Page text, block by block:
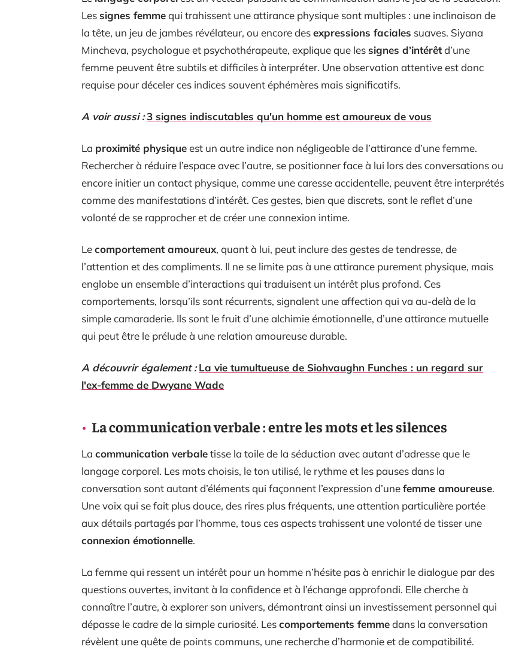
Lessignes femmequi trahissent une attirance physique sont multiples : une inclinaison de
la tête, un jeu de jambes révélateur, ou encore desexpressions faciales suaves. Siyana
Mincheva, psychologue et psychothérapeute, explique que lessignes d’intérêtd’une
femme peuvent être subtils et difficiles à interpréter. Une observation attentive est donc
requise pour déceler ces indices souvent éphémères mais significatifs.
A voir aussi :3 signes indiscutables qu'un homme est amoureux de vous
La proximité physiqueest un autre indice non négligeable de l’attirance d’une femme.
Rechercher à réduire l’espace avec l’autre, se positionner face à lui lors des conversations ou
encore initier un contact physique, comme une caresse accidentelle, peuvent être interprétés
comme des manifestations d’intérêt. Ces gestes, bien que discrets, sont le reflet d’une
volonté de se rapprocher et de créer une connexion intime.
Lecomportement amoureux, quant à lui, peut inclure des gestes de tendresse, de
l’attention et des compliments. Il ne se limite pas à une attirance purement physique, mais
englobe un ensemble d’interactions qui traduisent un intérêt plus profond. Ces
comportements, lorsqu’ils sont récurrents, signalent une affection qui va au-delà de la
simple camaraderie. Ils sont le fruit d’une alchimie émotionnelle, d’une attirance mutuelle
qui peut être le prélude à une relation amoureuse durable.
A découvrir également : La vie tumultueuse de Siohvaughn Funches : un regard sur
l'ex-femme de Dwyane Wade
La communication verbale : entre les mots et les silences
La communication verbaletisse la toile de la séduction avec autant d’adresse que le
langage corporel. Les mots choisis, le ton utilisé, le rythme et les pauses dans la
conversation sont autant d’éléments qui façonnent l’expression d’unefemme amoureuse.
Une voix qui se fait plus douce, des rires plus fréquents, une attention particulière portée
aux détails partagés par l’homme, tous ces aspects trahissent une volonté de tisser une
connexion émotionnelle.
La femme qui ressent un intérêt pour un homme n’hésite pas à enrichir le dialogue par des
questions ouvertes, invitant à la confidence et à l’échange approfondi. Elle cherche à
connaître l’autre, à explorer son univers, démontrant ainsi un investissement personnel qui
dépasse le cadre de la simple curiosité. Lescomportements femmedans la conversation
révèlent une quête de points communs, une recherche d’harmonie et de compatibilité.